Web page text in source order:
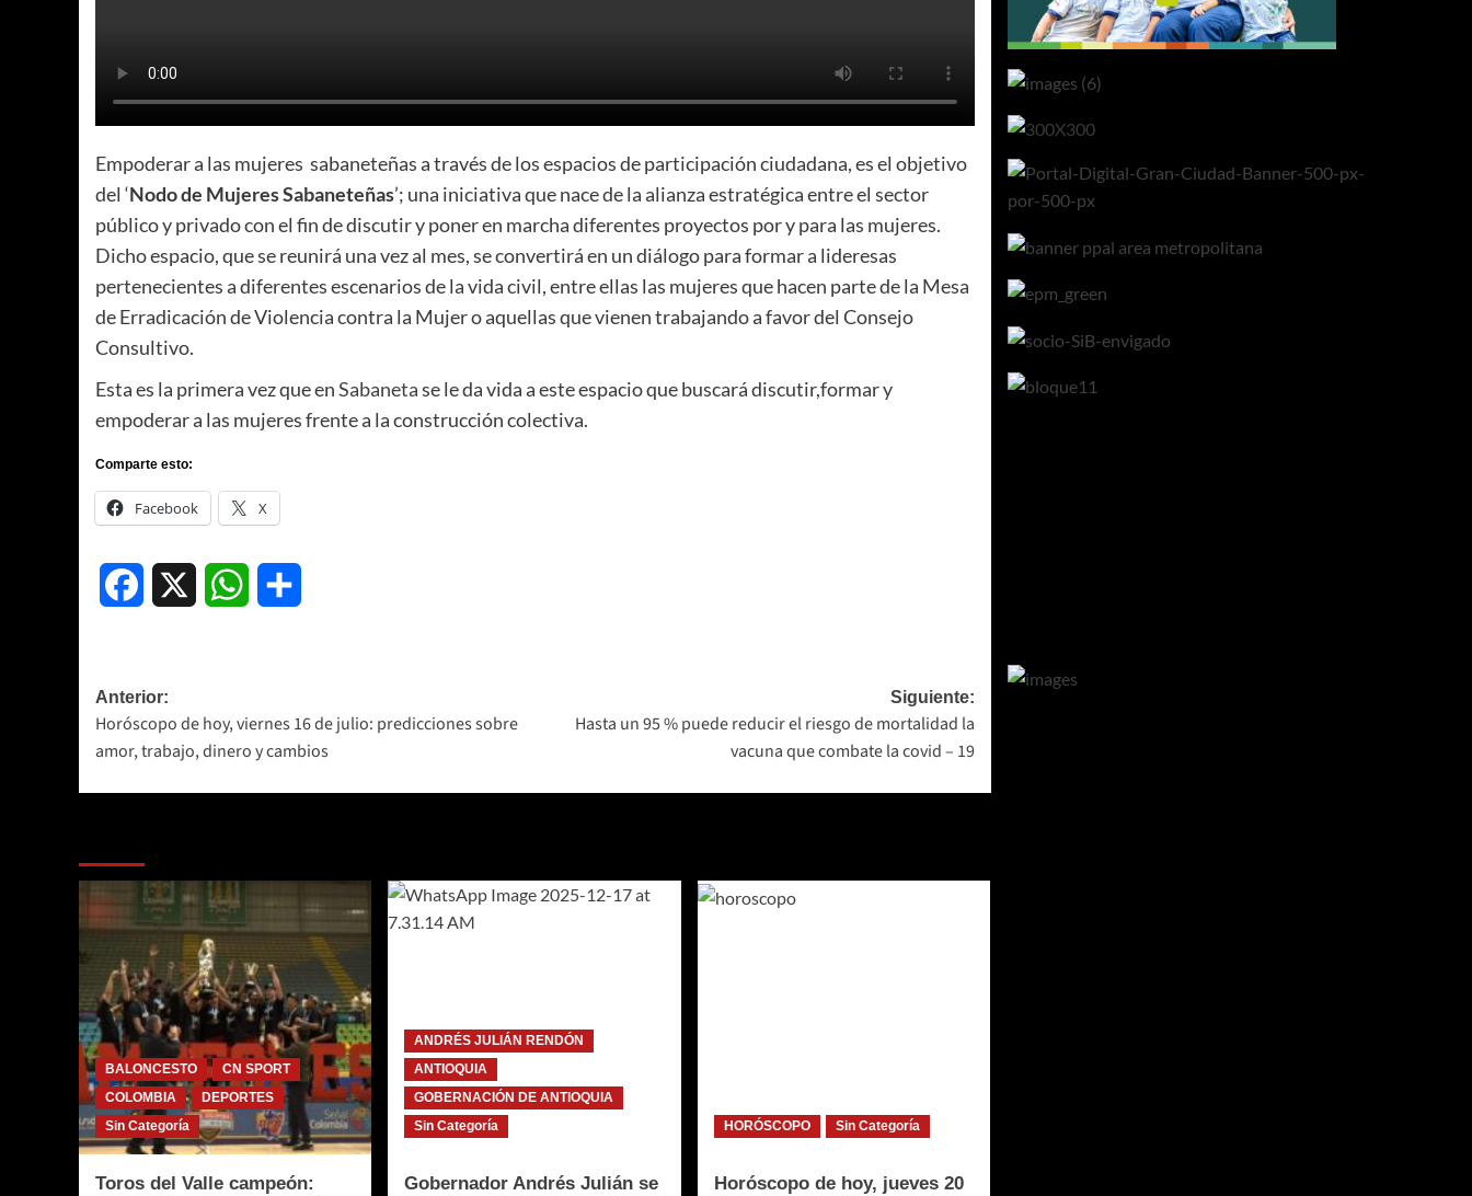
Empoderar a las mujeres sabaneteñas a través de los espacios de participación ciudadana, es el objetivo
del ‘Nodo de Mujeres Sabaneteñas’; una iniciativa que nace de la alianza estratégica entre el sector
público y privado con el fin de discutir y poner en marcha diferentes proyectos por y para las mujeres.
Dicho espacio, que se reunirá una vez al mes, se convertirá en un diálogo para formar a lideresas
pertenecientes a diferentes escenarios de la vida civil, entre ellas las mujeres que hacen parte de la Mesa
de Erradicación de Violencia contra la Mujer o aquellas que vienen trabajando a favor del Consejo
Consultivo.
Esta es la primera vez que enSabanetase le da vida a este espacio que buscará discutir,formar y
empoderar a las mujeres frente a la construcción colectiva.
Comparte esto:
Facebook X
Facebook WhatsApp
Navegación
de
entradas
Anterior:
Horóscopo de hoy, viernes 16 de julio: predicciones sobre
amor, trabajo, dinero y cambios
Siguiente:
Hasta un 95 % puede reducir el riesgo de mortalidad la
vacuna que combate la covid – 19
BALONCESTO
CN SPORT
COLOMBIA
DEPORTES
Sin Categoría
Toros del Valle campeón:
ANDRÉS JULIÁN RENDÓN
ANTIOQUIA
GOBERNACIÓN DE ANTIOQUIA
Sin Categoría
Gobernador Andrés Julián se
HORÓSCOPO Sin Categoría
Horóscopo de hoy, jueves 20